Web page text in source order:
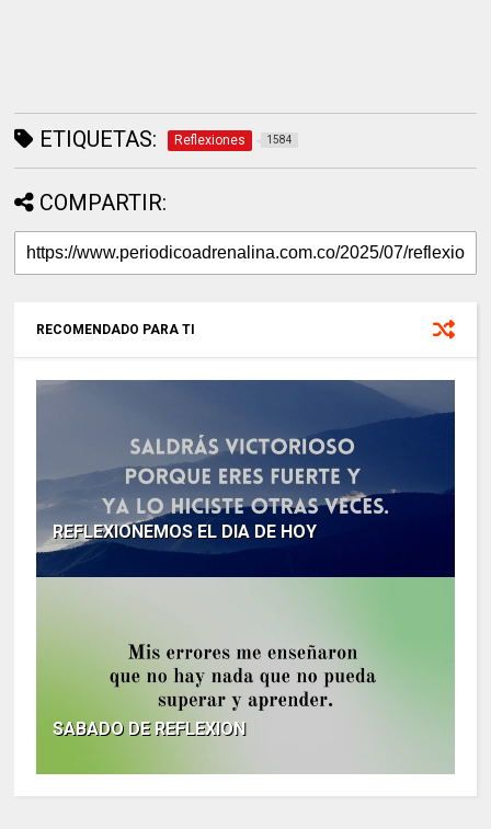
ETIQUETAS: Reflexiones 1584
COMPARTIR:
RECOMENDADO PARA TI
REFLEXIONEMOS EL DIA DE HOY
SABADO DE REFLEXION